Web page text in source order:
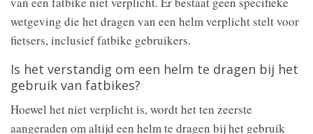
wetgeving die het dragen van een helm verplicht stelt voor
fietsers, inclusief fatbike gebruikers.
Is het verstandig om een helm te dragen bij het
gebruik van fatbikes?
Hoewel het niet verplicht is, wordt het ten zeerste
aangeraden om altijd een helm te dragen bij het gebruik